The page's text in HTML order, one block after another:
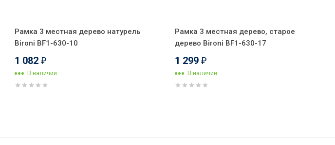
Рамка 3 местная дерево натурель
Bironi BF1-630-10
1 082 ₽
В наличии
Рамка 3 местная дерево, старое
дерево Bironi BF1-630-17
1 299 ₽
В наличии